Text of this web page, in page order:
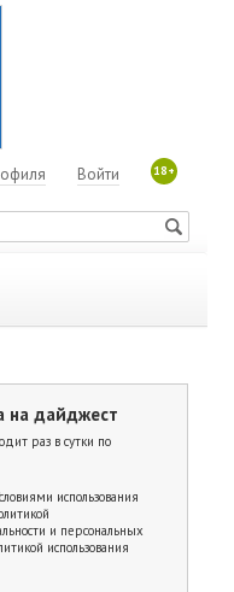
18+
Войти
на дайджест
раз в сутки по
использования
и персональных
использования